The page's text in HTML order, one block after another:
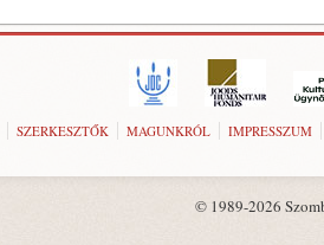
SZERKESZTŐK MAGUNKRÓL IMPRESSZUM
© 1989-2026